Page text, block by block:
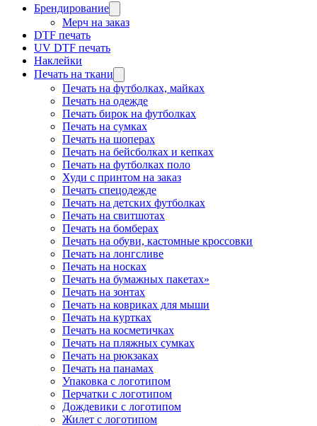
Брендирование
Мерч на заказ
DTF печать
UV DTF печать
Наклейки
Печать на ткани
Печать на футболках, майках
Печать на одежде
Печать бирок на футболках
Печать на сумках
Печать на шоперах
Печать на бейсболках и кепках
Печать на футболках поло
Худи с принтом на заказ
Печать спецодежде
Печать на детских футболках
Печать на свитшотах
Печать на бомберах
Печать на обуви, кастомные кроссовки
Печать на лонгсливе
Печать на носках
Печать на бумажных пакетах»
Печать на зонтах
Печать на ковриках для мыши
Печать на куртках
Печать на косметичках
Печать на пляжных сумках
Печать на рюкзаках
Печать на панамах
Упаковка с логотипом
Перчатки с логотипом
Дождевики с логотипом
Жилет с логотипом